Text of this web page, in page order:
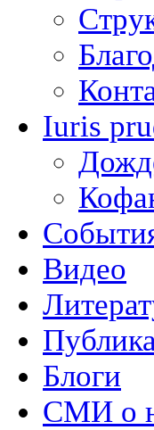
Iuris
Видео
Блоги
СМИ о